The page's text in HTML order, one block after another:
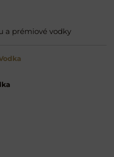
a prémiové vodky